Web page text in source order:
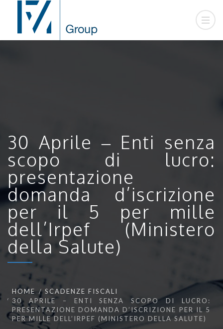
30 Aprile – Enti senza
scopo di lucro:
presentazione
domanda d’iscrizione
per il 5 per mille
dell’Irpef (Ministero
della Salute)
HOME
SCADENZE FISCALI
30 APRILE – ENTI SENZA SCOPO DI LUCRO:
PRESENTAZIONE DOMANDA D’ISCRIZIONE PER IL 5
PER MILLE DELL’IRPEF (MINISTERO DELLA SALUTE)